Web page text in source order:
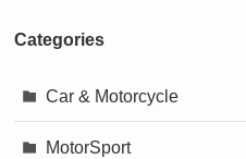
Categories
Car & Motorcycle
MotorSport